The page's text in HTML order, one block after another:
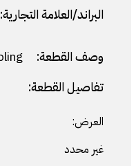
البراند/العلامة التجارية:
وصف القطعة:
Coupling
تفاصيل القطعة:
العرض:
غير محدد